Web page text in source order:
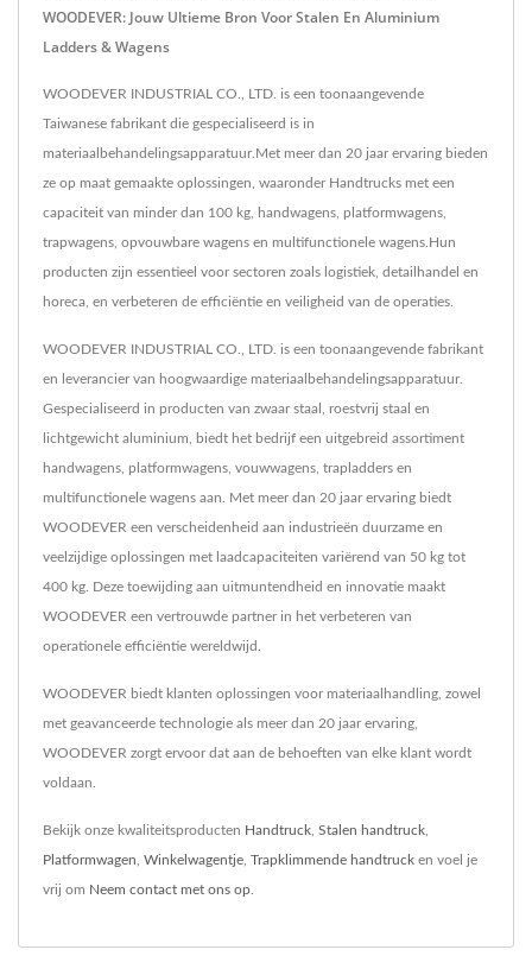
WOODEVER: Jouw Ultieme Bron Voor Stalen En Aluminium
Ladders & Wagens
WOODEVER INDUSTRIAL CO., LTD. is een toonaangevende
Taiwanese fabrikant die gespecialiseerd is in
materiaalbehandelingsapparatuur.Met meer dan 20 jaar ervaring bieden
ze op maat gemaakte oplossingen, waaronder Handtrucks met een
capaciteit van minder dan 100 kg, handwagens, platformwagens,
trapwagens, opvouwbare wagens en multifunctionele wagens.Hun
producten zijn essentieel voor sectoren zoals logistiek, detailhandel en
horeca, en verbeteren de efficiëntie en veiligheid van de operaties.
WOODEVER INDUSTRIAL CO., LTD. is een toonaangevende fabrikant
en leverancier van hoogwaardige materiaalbehandelingsapparatuur.
Gespecialiseerd in producten van zwaar staal, roestvrij staal en
lichtgewicht aluminium, biedt het bedrijf een uitgebreid assortiment
handwagens, platformwagens, vouwwagens, trapladders en
multifunctionele wagens aan. Met meer dan 20 jaar ervaring biedt
WOODEVER een verscheidenheid aan industrieën duurzame en
veelzijdige oplossingen met laadcapaciteiten variërend van 50 kg tot
400 kg. Deze toewijding aan uitmuntendheid en innovatie maakt
WOODEVER een vertrouwde partner in het verbeteren van
operationele efficiëntie wereldwijd.
WOODEVER biedt klanten oplossingen voor materiaalhandling, zowel
met geavanceerde technologie als meer dan 20 jaar ervaring,
WOODEVER zorgt ervoor dat aan de behoeften van elke klant wordt
voldaan.
Bekijk onze kwaliteitsproducten Handtruck Stalen handtruck
Platformwagen Winkelwagentje Trapklimmende handtruck en voel je
vrij om Neem contact met ons op